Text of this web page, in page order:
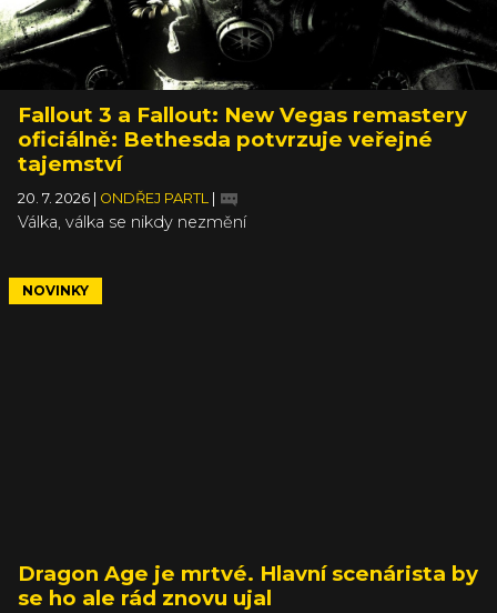
Fallout 3 a Fallout: New Vegas remastery
oficiálně: Bethesda potvrzuje veřejné
tajemství
20. 7. 2026 ONDŘEJ PARTL
Válka, válka se nikdy nezmění
NOVINKY
Dragon Age je mrtvé. Hlavní scenárista by
se ho ale rád znovu ujal